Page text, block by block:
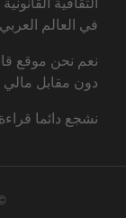
الثقافية
في العالم
نعم نحن موقع
دون مقابل مالي
نشجع دائما قراءة